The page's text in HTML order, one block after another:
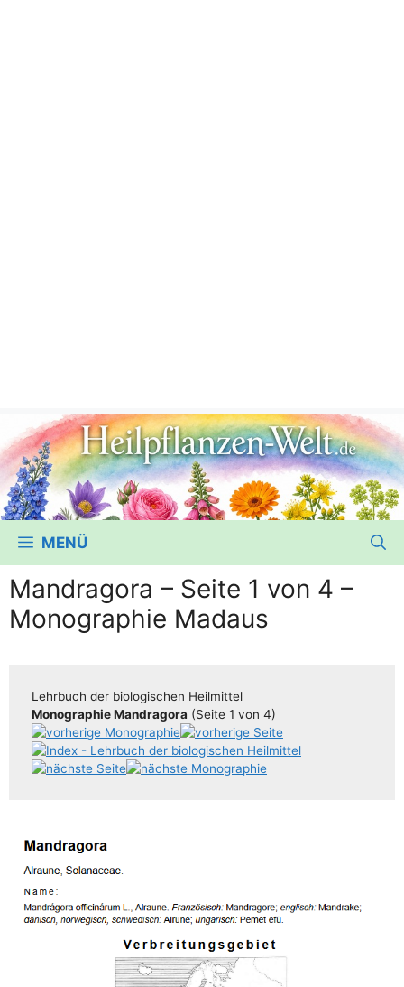
MENÜ
Mandragora – Seite 1 von 4 –
Monographie Madaus
Lehr­buch der bio­lo­gi­schen Heilmittel
Mono­gra­phie Man­dra­go­ra (Sei­te 1 von 4)